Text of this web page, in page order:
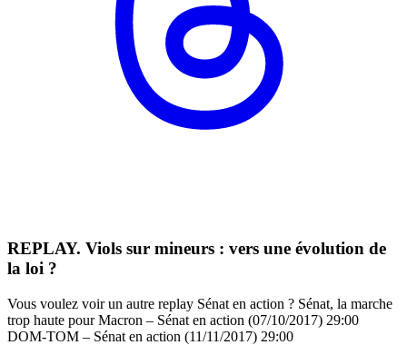
REPLAY. Viols sur mineurs : vers une évolution de
la loi ?
Vous voulez voir un autre replay Sénat en action ? Sénat, la marche
trop haute pour Macron – Sénat en action (07/10/2017) 29:00
DOM-TOM – Sénat en action (11/11/2017) 29:00